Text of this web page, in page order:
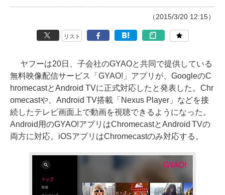
（2015/3/20 12:15）
リスト
ヤフーは20日、子会社のGYAOと共同で提供している
無料映像配信サービス「GYAO!」アプリが、GoogleのC
hromecastとAndroid TVに正式対応したと発表した。Chr
omecastや、Android TV搭載「Nexus Player」などを接
続したテレビ画面上で動画を視聴できるようになった。
Android用のGYAO!アプリはChromecastとAndroid TVの
両方に対応。iOSアプリはChromecastのみ対応する。